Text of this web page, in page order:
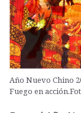
Año Nuevo Chino
Fuego en